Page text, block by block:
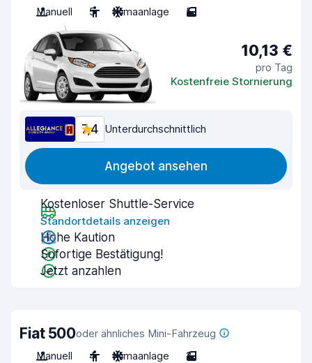
Manuell 5 Klimaanlage 5
10,13 €
pro Tag
Kostenfreie Stornierung
7,4 Unterdurchschnittlich
Angebot ansehen
Kostenloser Shuttle-Service
Standortdetails anzeigen
Hohe Kaution
Sofortige Bestätigung!
Jetzt anzahlen
Fiat 500oder ähnliches Mini-Fahrzeug
Manuell
4 Klimaanlage 2